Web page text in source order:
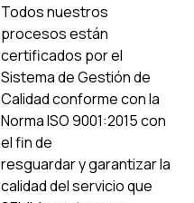
Todos nuestros
procesos están
certificados por el
Sistema de Gestión de
Calidad conforme con la
Norma ISO 9001:2015 con
el fin de
resguardar y garantizar la
calidad del servicio que